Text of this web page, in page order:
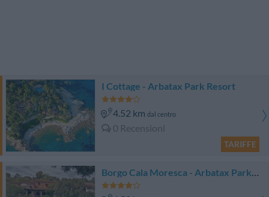
I Cottage - Arbatax Park Resort
4.52 km dal centro
0 Recensioni
TARIFFE
Borgo Cala Moresca - Arbatax Park Resort